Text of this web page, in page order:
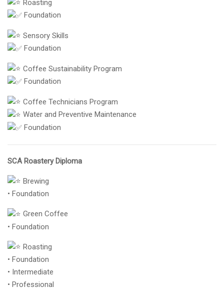
Roasting
Foundation
Sensory Skills
Foundation
Coffee Sustainability Program
Foundation
Coffee Technicians Program
Water and Preventive Maintenance
Foundation
SCA Roastery Diploma
Brewing
• Foundation
Green Coffee
• Foundation
Roasting
• Foundation
• Intermediate
• Professional